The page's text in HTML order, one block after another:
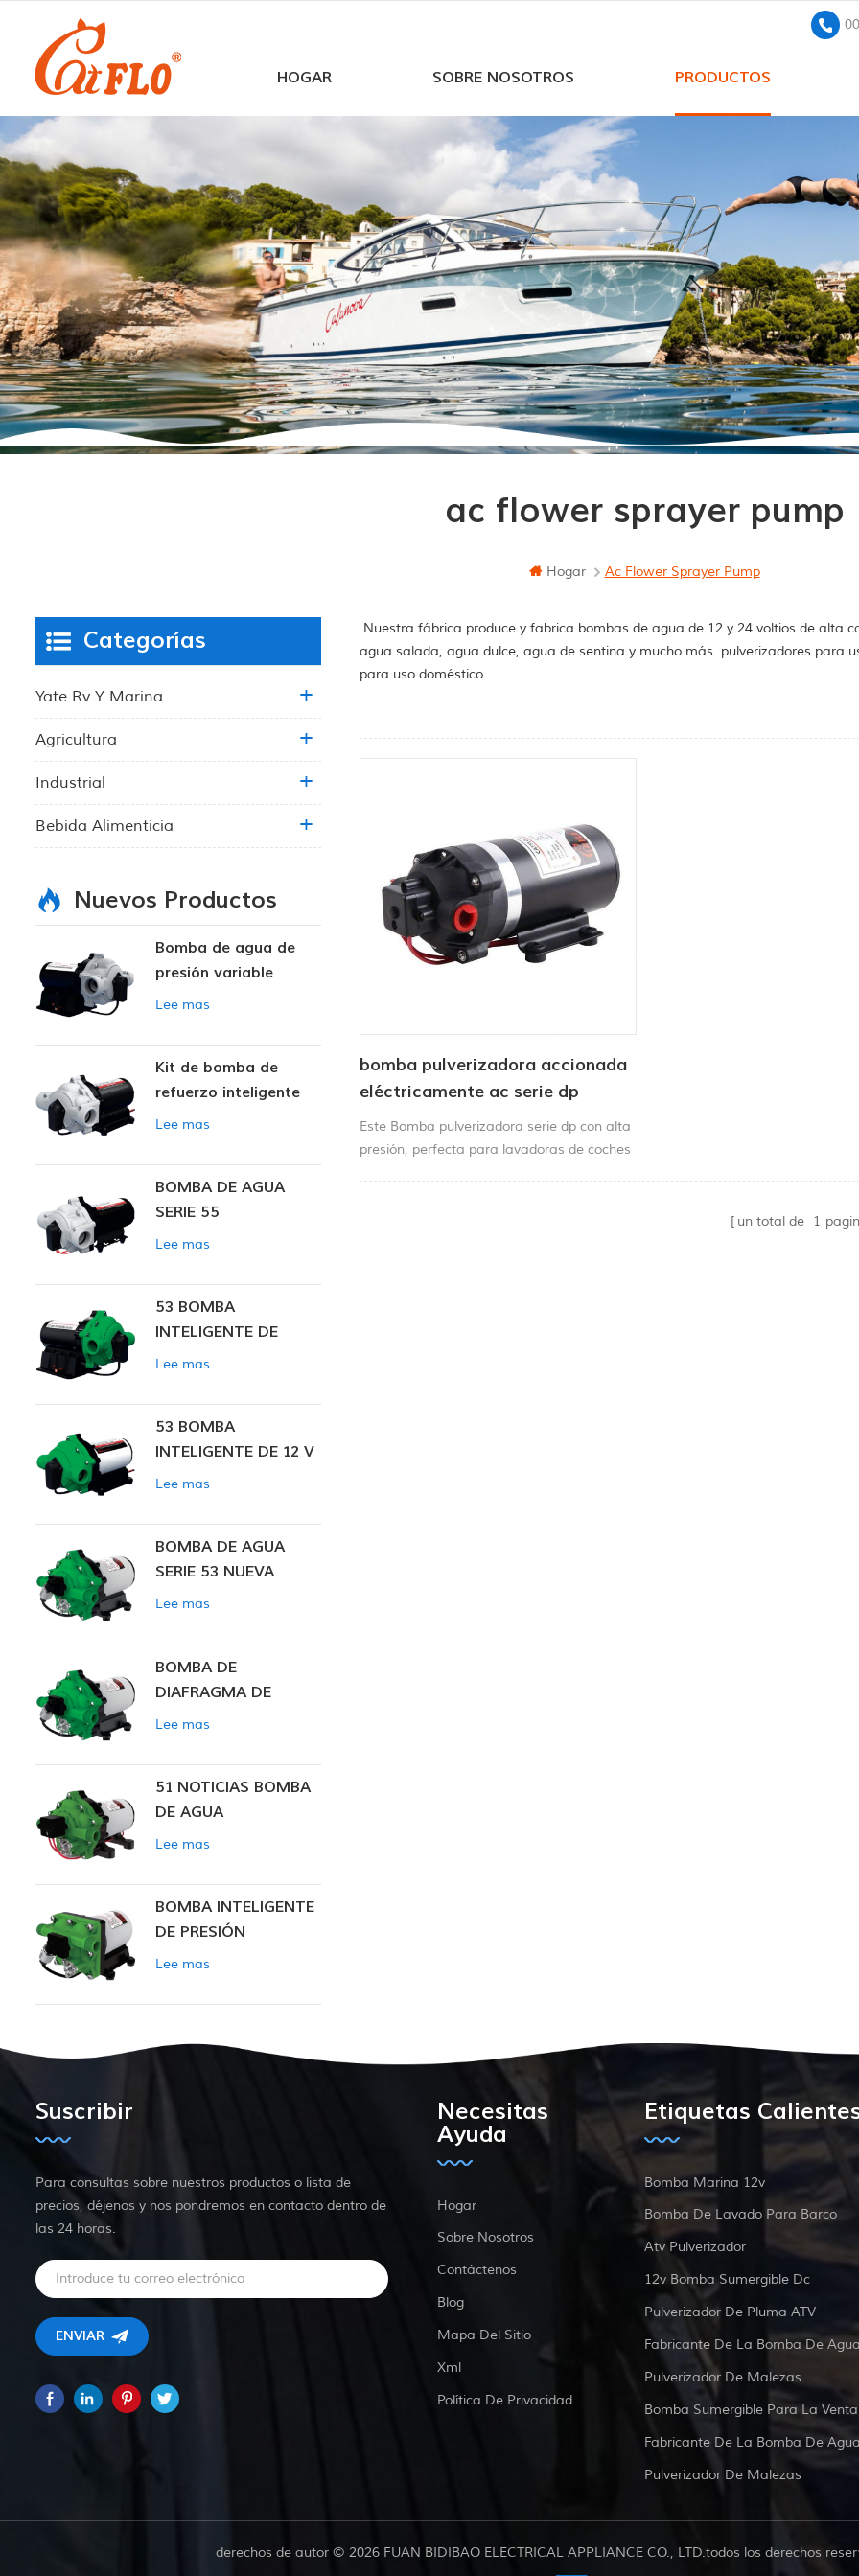
HOGAR SOBRE NOSOTROS PRODUCTOS
ac flower sprayer pump
Hogar Ac Flower Sprayer Pump
Nuestra fábrica produce y fabrica bombas de agua de 12 y 24 voltios de alta
agua salada, agua dulce, agua de sentina y mucho más. pulverizadores para
para uso doméstico.
bomba pulverizadora accionada
eléctricamente ac serie dp
Este Bomba pulverizadora serie dp con alta
presión, perfecta para lavadoras de coches
un total de 1
Categorías
Yate Rv Y Marina
Agricultura
Industrial
Bebida Alimenticia
Nuevos Productos
Bomba de agua de
presión variable
inteligente
Lee mas
Kit de bomba de
refuerzo inteligente
Lee mas
BOMBA DE AGUA
SERIE 55
Lee mas
53 BOMBA
INTELIGENTE DE
PRESIÓN CONSTANTE
Lee mas
53 BOMBA
INTELIGENTE DE 12 V
CC DE PRESIÓN
Lee mas
BOMBA DE AGUA
SERIE 53 NUEVA
Lee mas
BOMBA DE
DIAFRAGMA DE
PRESIÓN CONSTANTE
Lee mas
51 NOTICIAS BOMBA
DE AGUA
Lee mas
BOMBA INTELIGENTE
DE PRESIÓN
CONSTANTE SERIE
Lee mas
Suscribir
Para consultas sobre nuestros productos o lista de
precios, déjenos y nos pondremos en contacto dentro de
las 24 horas.
Necesitas
Ayuda
Hogar
Sobre Nosotros
Contáctenos
Blog
Mapa Del Sitio
Xml
Política De Privacidad
Etiquetas
Bomba Marina 12v
Bomba De Lavado Para Barco
Atv Pulverizador
12v Bomba Sumergible Dc
Pulverizador De Pluma ATV
Fabricante De La Bomba De
Pulverizador De Malezas
Bomba Sumergible Para La Venta
Fabricante De La Bomba De
Pulverizador De Malezas
derechos de autor © 2026 FUAN BIDIBAO ELECTRICAL APPLIANCE CO., LTD.todos los derechos